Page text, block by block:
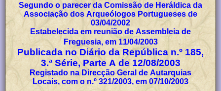
Segundo o parecer da Comissão de Heráldica da
Associação dos Arqueólogos Portugueses de
03/04/2002
Estabelecida em reunião de Assembleia de
Freguesia, em 11/04/2003
Publicada no Diário da República n.º 185,
3.ª Série, Parte A de 12/08/2003
Registado na Direcção Geral de Autarquias
Locais, com o n.º 321/2003, em 07/10/2003